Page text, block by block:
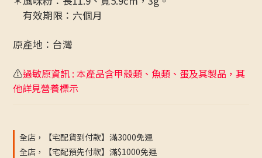
有效期限：六個月
原產地：台灣
⚠️過敏原資訊 : 本產品含甲殼類、魚類、蛋及其製品，其
他詳見營養標示
全店，【宅配貨到付款】滿3000免運
全店，【宅配預先付款】滿$1000免運